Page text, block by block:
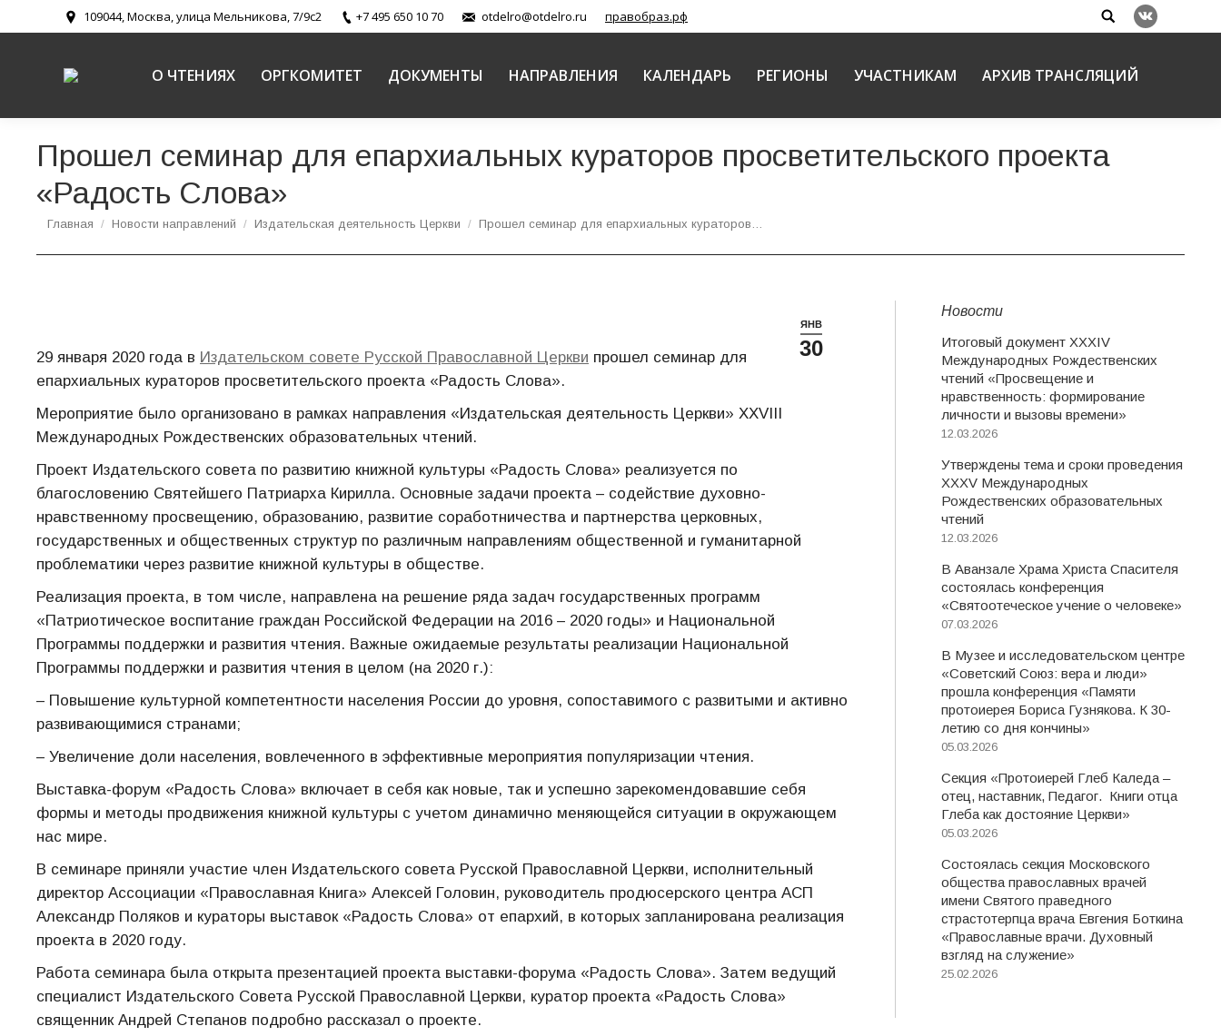
109044, Москва, улица Мельникова, 7/9с2 +7 495 650 10 70 otdelro@otdelro.ru правобраз.рф Search:
Вконтакте
О ЧТЕНИЯХ ОРГКОМИТЕТ ДОКУМЕНТЫ НАПРАВЛЕНИЯ КАЛЕНДАРЬ РЕГИОНЫ УЧАСТНИКАМ АРХИВ ТРАНСЛЯЦИЙ
Прошел семинар для епархиальных кураторов просветительского проекта
«Радость Слова»
Вы здесь:
Главная Новости направлений Издательская деятельность Церкви Прошел семинар для епархиальных кураторов…
ЯНВ
30
29 января 2020 года в Издательском совете Русской Православной Церкви прошел семинар для
епархиальных кураторов просветительского проекта «Радость Слова».
Мероприятие было организовано в рамках направления «Издательская деятельность Церкви» XXVIII
Международных Рождественских образовательных чтений.
Проект Издательского совета по развитию книжной культуры «Радость Слова» реализуется по
благословению Святейшего Патриарха Кирилла. Основные задачи проекта – содействие духовно-
нравственному просвещению, образованию, развитие соработничества и партнерства церковных,
государственных и общественных структур по различным направлениям общественной и гуманитарной
проблематики через развитие книжной культуры в обществе.
Реализация проекта, в том числе, направлена на решение ряда задач государственных программ
«Патриотическое воспитание граждан Российской Федерации на 2016 – 2020 годы» и Национальной
Программы поддержки и развития чтения. Важные ожидаемые результаты реализации Национальной
Программы поддержки и развития чтения в целом (на 2020 г.):
– Повышение культурной компетентности населения России до уровня, сопоставимого с развитыми и активно
развивающимися странами;
– Увеличение доли населения, вовлеченного в эффективные мероприятия популяризации чтения.
Выставка-форум «Радость Слова» включает в себя как новые, так и успешно зарекомендовавшие себя
формы и методы продвижения книжной культуры с учетом динамично меняющейся ситуации в окружающем
нас мире.
В семинаре приняли участие член Издательского совета Русской Православной Церкви, исполнительный
директор Ассоциации «Православная Книга» Алексей Головин, руководитель продюсерского центра АСП
Александр Поляков и кураторы выставок «Радость Слова» от епархий, в которых запланирована реализация
проекта в 2020 году.
Работа семинара была открыта презентацией проекта выставки-форума «Радость Слова». Затем ведущий
специалист Издательского Совета Русской Православной Церкви, куратор проекта «Радость Слова»
священник Андрей Степанов подробно рассказал о проекте.
Новости
Итоговый документ XXХIV
Международных Рождественских
чтений «Просвещение и
нравственность: формирование
личности и вызовы времени»
12.03.2026
Утверждены тема и сроки проведения
XXXV Международных
Рождественских образовательных
чтений
12.03.2026
В Аванзале Храма Христа Спасителя
состоялась конференция
«Святоотеческое учение о человеке»
07.03.2026
В Музее и исследовательском центре
«Советский Союз: вера и люди»
прошла конференция «Памяти
протоиерея Бориса Гузнякова. К 30-
летию со дня кончины»
05.03.2026
Секция «Протоиерей Глеб Каледа –
отец, наставник, Педагог. Книги отца
Глеба как достояние Церкви»
05.03.2026
Состоялась секция Московского
общества православных врачей
имени Святого праведного
страстотерпца врача Евгения Боткина
«Православные врачи. Духовный
взгляд на служение»
25.02.2026